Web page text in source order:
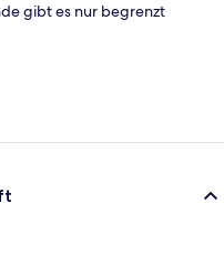
gibt es nur begrenzt